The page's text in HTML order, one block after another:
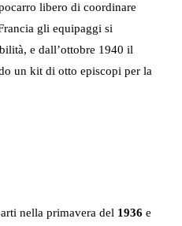
libero di coordinare
gli equipaggi si
e dall’ottobre 1940 il
un kit di otto episcopi per la
nella primavera del 1936 e